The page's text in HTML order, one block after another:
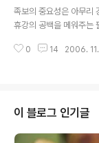
족보의 중요성은 아무리
휴강의 공백을 메워주는
0 14 2006.
이 블로그 인기글